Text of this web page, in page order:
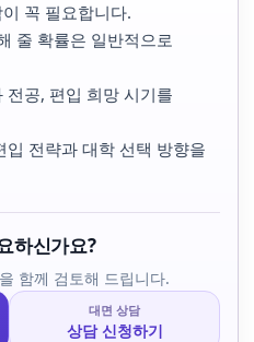
꼭 필요합니다.
줄 확률은 일반적으로
공, 편입 희망 시기를
전략과 대학 선택 방향을
하신가요?
함께 검토해 드립니다.
대면 상담
상담 신청하기